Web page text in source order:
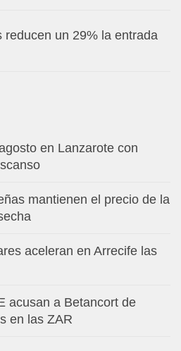
reducen un 29% la entrada
en Lanzarote con
mantienen el precio de la
aceleran en Arrecife las
acusan a Betancort de
en las ZAR